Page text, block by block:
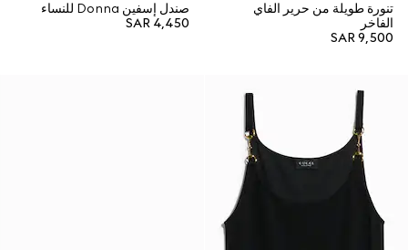
تنورة طويلة من حرير الفاي
الفاخر
SAR 9,500
صندل إسفين Donna للنساء
SAR 4,450